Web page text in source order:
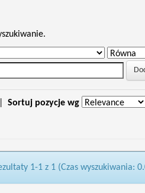
Sortuj pozycje wg
1-1 z 1 (Czas wyszukiwania: